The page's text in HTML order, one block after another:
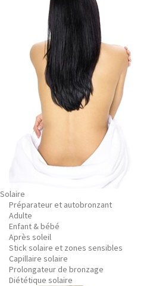
Solaire
Préparateur et autobronzant
Adulte
Enfant & bébé
Après soleil
Stick solaire et zones sensibles
Capillaire solaire
Prolongateur de bronzage
Diététique solaire